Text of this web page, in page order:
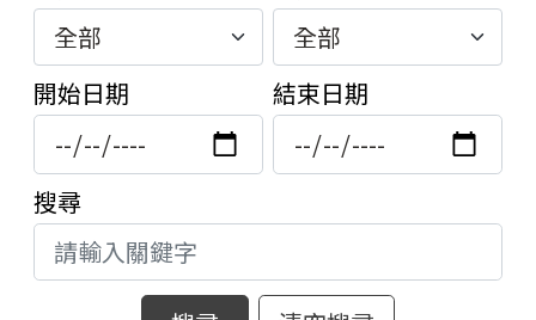
組織職掌
歷史記事
關於兒童美術館
藝術生態園區
交通資訊
無障礙服務專區
參觀票價與須知
開館時間
網站導覽
開始日期 結束日期
搜尋